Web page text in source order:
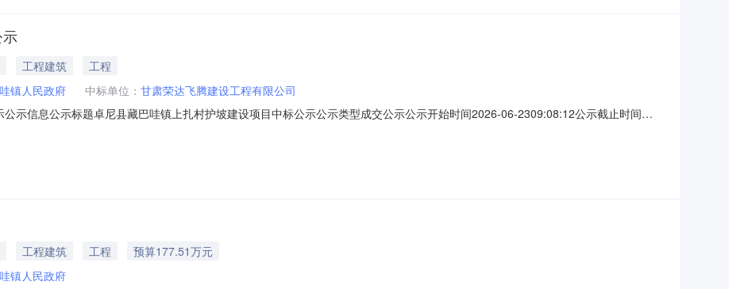
工程建筑
工程
镇人民政府 中标单位： 甘肃荣达飞腾建设工程有限公司
示信息公示标题卓尼县藏巴哇镇上扎村护坡建设项目中标公示公示类型成交公示公示开始时间2026-06-2309:08:12公示截止时间
月23日确定结果。现将结果公布如下：一、招标项目编号：GC_004692_001二、招标预算：1.001标段：1775
工程建筑 工程
预算177.51万元
镇人民政府